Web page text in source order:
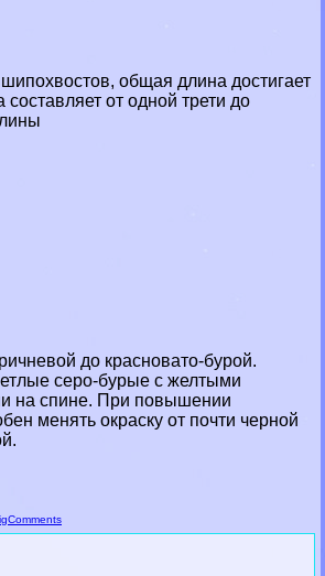
общая длина достигает
от одной трети до
до красновато-бурой.
серо-бурые с желтыми
на спине. При повышении
менять окраску от почти черной